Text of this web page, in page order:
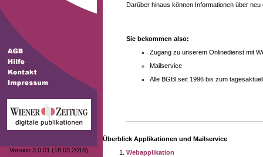
Version 3.0.01 (18.03.2018)
Darüber hinaus können Informationen über
Sie bekommen also:
Zugang zu unserem Onlinedienst mit
Mailservice
Alle BGBl seit 1996 bis zum
Überblick Applikationen und Mailservice
Webapplikation